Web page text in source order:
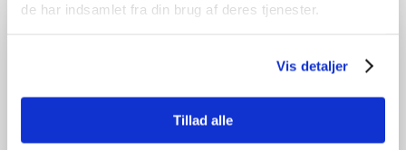
de har indsamlet fra din brug af deres tjenester.
Vis detaljer
Tillad alle